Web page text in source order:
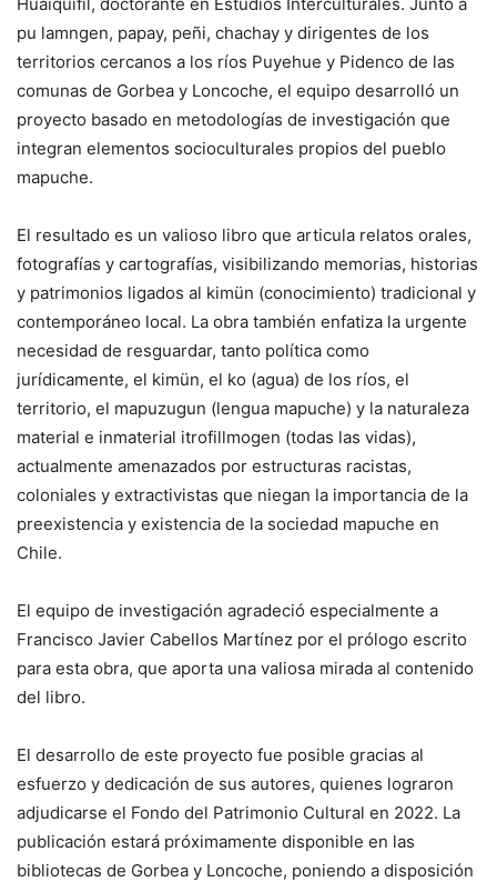
pu lamngen, papay, peñi, chachay y dirigentes de los
territorios cercanos a los ríos Puyehue y Pidenco de las
comunas de Gorbea y Loncoche, el equipo desarrolló un
proyecto basado en metodologías de investigación que
integran elementos socioculturales propios del pueblo
mapuche.
El resultado es un valioso libro que articula relatos orales,
fotografías y cartografías, visibilizando memorias, historias
y patrimonios ligados al kimün (conocimiento) tradicional y
contemporáneo local. La obra también enfatiza la urgente
necesidad de resguardar, tanto política como
jurídicamente, el kimün, el ko (agua) de los ríos, el
territorio, el mapuzugun (lengua mapuche) y la naturaleza
material e inmaterial itrofillmogen (todas las vidas),
actualmente amenazados por estructuras racistas,
coloniales y extractivistas que niegan la importancia de la
preexistencia y existencia de la sociedad mapuche en
Chile.
El equipo de investigación agradeció especialmente a
Francisco Javier Cabellos Martínez por el prólogo escrito
para esta obra, que aporta una valiosa mirada al contenido
del libro.
El desarrollo de este proyecto fue posible gracias al
esfuerzo y dedicación de sus autores, quienes lograron
adjudicarse el Fondo del Patrimonio Cultural en 2022. La
publicación estará próximamente disponible en las
bibliotecas de Gorbea y Loncoche, poniendo a disposición